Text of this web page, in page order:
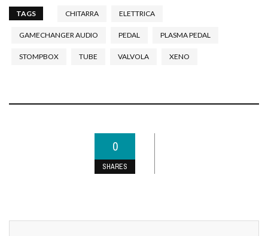
TAGS CHITARRA ELETTRICA
GAMECHANGER AUDIO PEDAL PLASMA PEDAL
STOMPBOX TUBE VALVOLA XENO
0
SHARES